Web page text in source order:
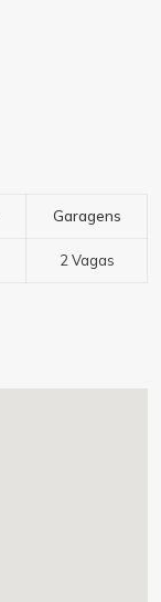
Garagens
2 Vagas